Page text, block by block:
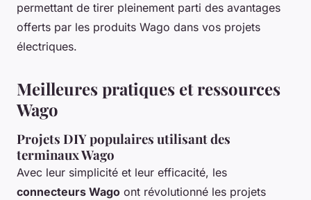
permettant de tirer pleinement parti des avantages
offerts par les produits Wago dans vos projets
électriques.
Meilleures pratiques et ressources
Wago
Projets DIY populaires utilisant des
terminaux Wago
Avec leur simplicité et leur efficacité, les
connecteurs Wago ont révolutionné les projets